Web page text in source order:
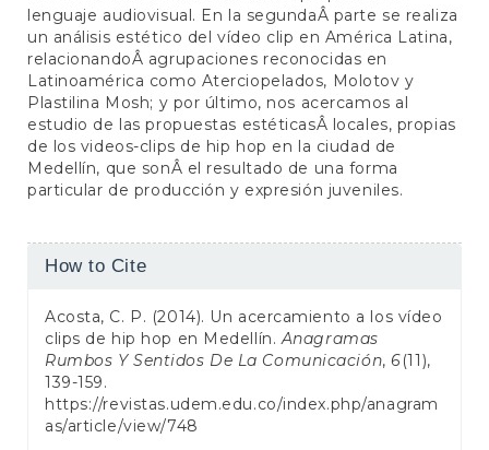
lenguaje audiovisual. En la segundaÂ parte se realiza
un análisis estético del vídeo clip en América Latina,
relacionandoÂ agrupaciones reconocidas en
Latinoamérica como Aterciopelados, Molotov y
Plastilina Mosh; y por último, nos acercamos al
estudio de las propuestas estéticasÂ locales, propias
de los videos-clips de hip hop en la ciudad de
Medellín, que sonÂ el resultado de una forma
particular de producción y expresión juveniles.
Article
How to Cite
Acosta, C. P. (2014). Un acercamiento a los vídeo
clips de hip hop en Medellín. Anagramas
Rumbos Y Sentidos De La Comunicación,6(11),
139-159.
https://revistas.udem.edu.co/index.php/anagram
as/article/view/748